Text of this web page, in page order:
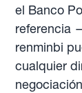
el Banco
referencia
renminbi
cualquier